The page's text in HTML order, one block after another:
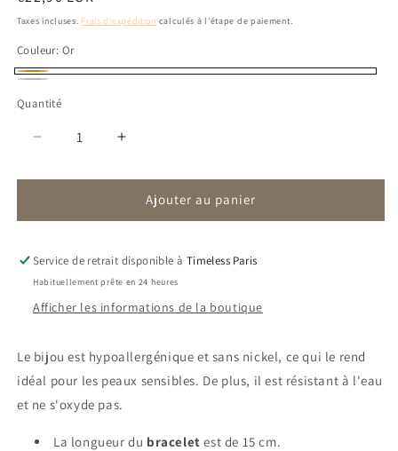
habituel
Taxes incluses. Frais d'expédition calculés à l'étape de paiement.
Couleur: Or
Or
Quantité
Réduire
quantité
Bracelet
|
Zircon
Augmenter
quantité
Bracelet
|
Zircon
Ajouter au panier
Service de retrait disponible à Timeless Paris
Habituellement prête en 24 heures
Afficher les informations de la boutique
Le bijou est hypoallergénique et sans nickel, ce qui le rend
idéal pour les peaux sensibles. De plus, il est résistant à l'eau
et ne s'oxyde pas.
La longueur du bracelet est de 15 cm.